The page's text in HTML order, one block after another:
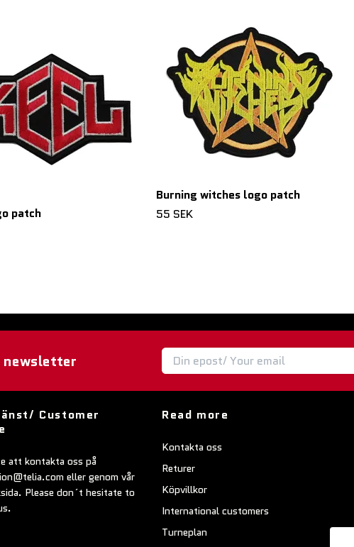
patch
Burning witches logo patch
55 SEK
Customer
att kontakta oss på
eller genom vår
Please don´t hesitate to
Read more
Kontakta oss
Returer
Köpvillkor
International customers
Turneplan